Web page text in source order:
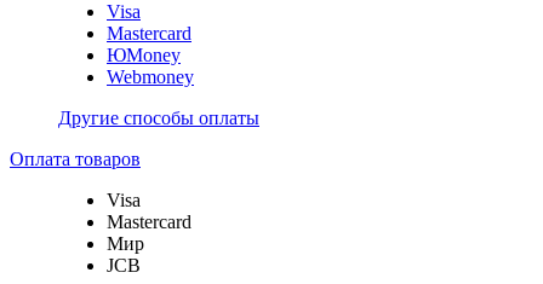
Visa
Mastercard
ЮMoney
Webmoney
Другие способы оплаты
Оплата товаров
Visa
Mastercard
Мир
JCB